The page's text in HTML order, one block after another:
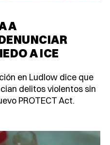
A
A ICE
en Ludlow dice que
delitos violentos sin
PROTECT Act.